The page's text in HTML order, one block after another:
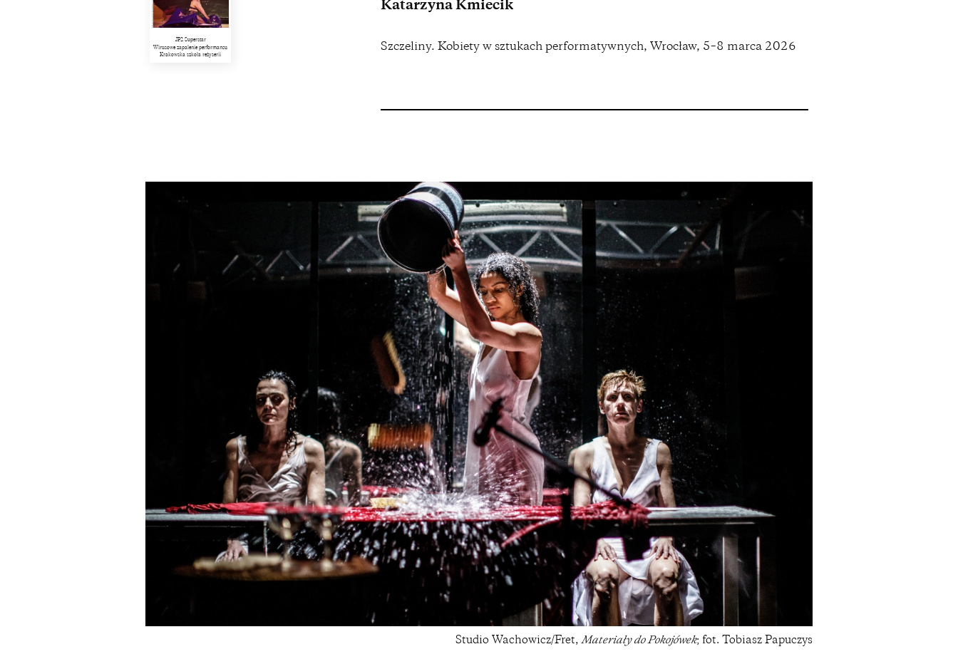
JP2 Superstar
Wirusowe zapalenie performansu
Krakowska szkoła reżyserii
Katarzyna Kmiecik
Szczeliny. Kobiety w sztukach performatywnych, Wrocław, 5–8 marca 2026
Studio Wachowicz/Fret, Materiały do Pokojówek; fot. Tobiasz Papuczys